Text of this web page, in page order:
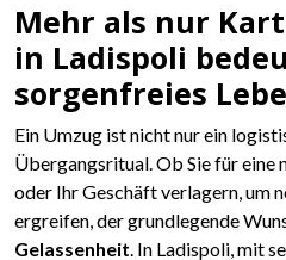
Mehr als nur
in Ladispoli
sorgenfreies
Ein Umzug ist nicht nur ein
Übergangsritual. Ob Sie für eine
oder Ihr Geschäft verlagern, um
ergreifen, der grundlegende
Gelassenheit. In Ladispoli, mit